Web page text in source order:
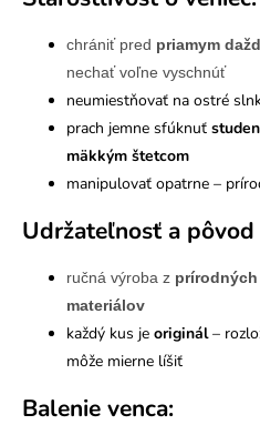
chrániť pred priamym
nechať voľne vyschnúť
neumiestňovať na ostré
prach jemne sfúknuť
mäkkým štetcom
manipulovať opatrne –
Udržateľnosť a pôvod
ručná výroba z
materiálov
každý kus je originál–
môže mierne líšiť
Balenie venca: